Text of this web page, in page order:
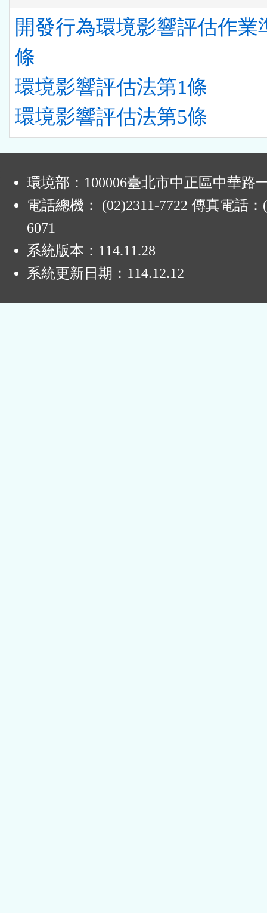
開發行為環境影響評估作業
條
環境影響評估法第1條
環境影響評估法第5條
環境部：100006臺北市中正區中華路
電話總機： (02)2311-7722 傳真電話：
6071
系統版本： 114.11.28
系統更新日期： 114.12.12